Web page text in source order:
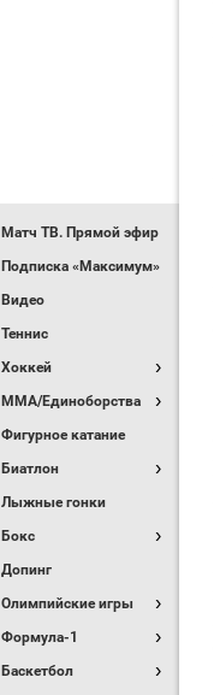
Матч ТВ. Прямой эфир
Подписка «Максимум»
Видео
Теннис
Хоккей
MMA/Единоборства
Фигурное катание
Биатлон
Лыжные гонки
Бокс
Допинг
Олимпийские игры
Формула-1
Баскетбол